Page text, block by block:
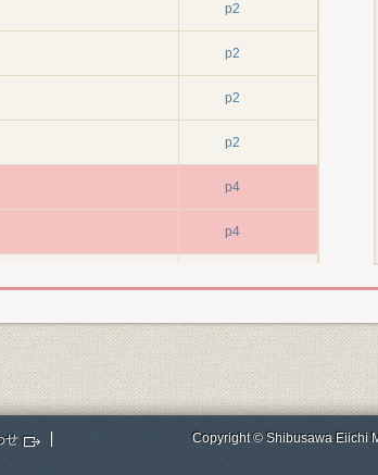
p2
p2
p2
p2
p4
p4
p5
p5
p5
せ Copyright © Shibusawa Eiichi